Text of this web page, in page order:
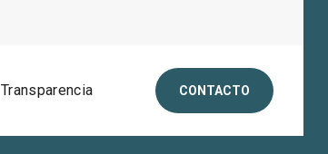
Transparencia CONTACTO